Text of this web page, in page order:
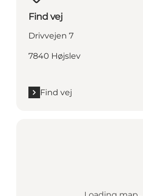
Find vej
Drivvejen 7
7840 Højslev
Find vej